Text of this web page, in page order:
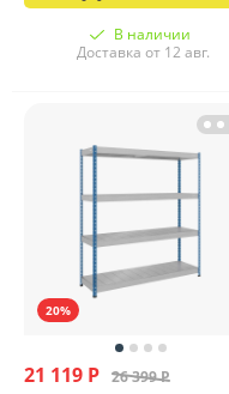
В наличии
Доставка от 12 авг.
20%
21 119 Р 26 399 Р